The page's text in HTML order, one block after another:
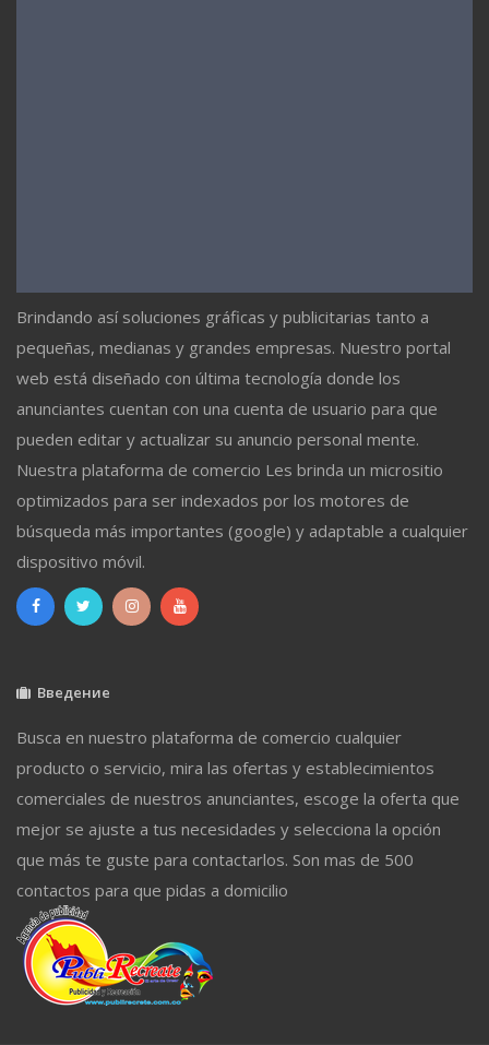
Brindando así soluciones gráficas y publicitarias tanto a
pequeñas, medianas y grandes empresas. Nuestro portal
web está diseñado con última tecnología donde los
anunciantes cuentan con una cuenta de usuario para que
pueden editar y actualizar su anuncio personal mente.
Nuestra plataforma de comercio Les brinda un micrositio
optimizados para ser indexados por los motores de
búsqueda más importantes (google) y adaptable a cualquier
dispositivo móvil.
Введение
Busca en nuestro plataforma de comercio cualquier
producto o servicio, mira las ofertas y establecimientos
comerciales de nuestros anunciantes, escoge la oferta que
mejor se ajuste a tus necesidades y selecciona la opción
que más te guste para contactarlos. Son mas de 500
contactos para que pidas a domicilio